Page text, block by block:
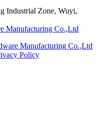
Industrial Zone, Wuyi,
Manufacturing Co.,Ltd
Policy